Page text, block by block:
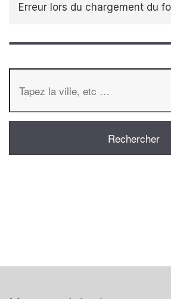
Erreur lors du chargement du